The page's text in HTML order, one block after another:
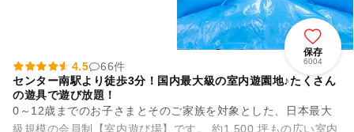
保存
6004
4.5
66件
センター南駅より徒歩3分！国内最大級の室内遊園地♪たくさん
の遊具で遊び放題！
0～12歳までのお子さまとそのご家族を対象とした、日本最大
級規模の会員制【室内遊び場】です。 約1,500 坪もの広い室内